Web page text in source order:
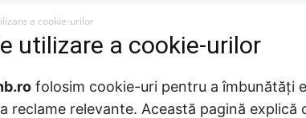
a cookie-urilor
utilizare a cookie-urilor
folosim cookie-uri pentru a îmbunătăți
reclame relevante. Această pagină explică